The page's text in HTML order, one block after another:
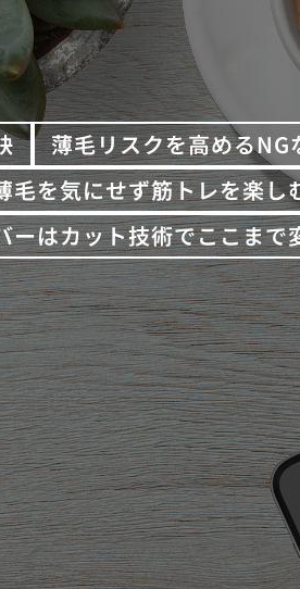
薄毛リスクを高めるNG
毛を気にせず筋トレを楽し
ーはカット技術でここまで